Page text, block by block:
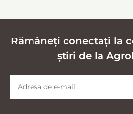
Rămâneți conectați la
știri de la